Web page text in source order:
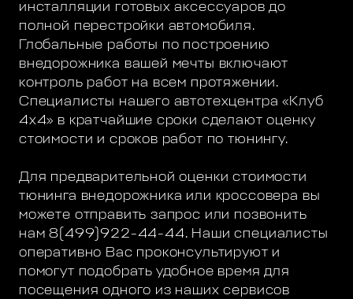
инсталляции готовых аксессуаров до
полной перестройки автомобиля.
Глобальные работы по построению
внедорожника вашей мечты включают
контроль работ на всем протяжении.
Специалисты нашего автотехцентра «Клуб
4х4» в кратчайшие сроки сделают оценку
стоимости и сроков работ по тюнингу.
Для предварительной оценки стоимости
тюнинга внедорожника или кроссовера вы
можете отправить запрос или позвонить
нам 8(499)922-44-44. Наши специалисты
оперативно Вас проконсультируют и
помогут подобрать удобное время для
посещения одного из наших сервисов